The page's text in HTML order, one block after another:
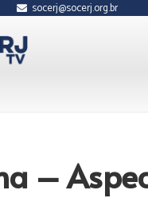
socerj@socerj.org.br
–